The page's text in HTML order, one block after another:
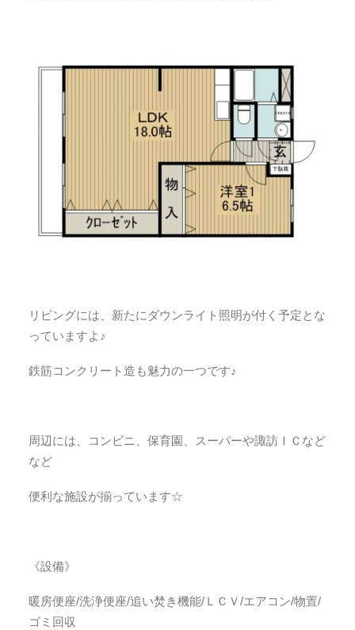
リビングには、新たにダウンライト照明が付く予定とな
っていますよ♪
鉄筋コンクリート造も魅力の一つです♪
周辺には、コンビニ、保育園、スーパーや諏訪ＩＣなど
など
便利な施設が揃っています☆
《設備》
暖房便座/洗浄便座/追い焚き機能/ＬＣＶ/エアコン/物置/
ゴミ回収